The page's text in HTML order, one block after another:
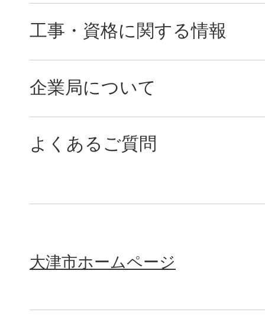
工事・資格に関する情報
企業局について
よくあるご質問
大津市ホームページ